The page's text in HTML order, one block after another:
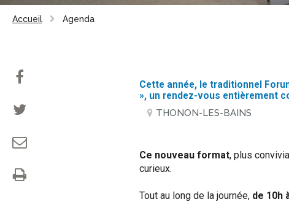
Accueil Agenda
Cette année, le traditionnel
», un rendez-vous entièrement
THONON-LES-BAINS
Ce nouveau format, plus
curieux.
Tout au long de la journée, de 10h